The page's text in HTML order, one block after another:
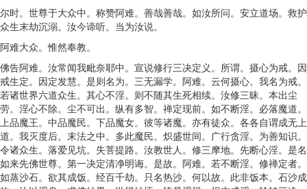
尔时。世尊于大众中。称赞阿难。善哉善哉。如汝所问。安立道场。救护
众生末劫沉溺。汝今谛听。当为汝说。
阿难大众。惟然奉教。
佛告阿难。汝常闻我毗奈耶中。宣说修行三决定义。所谓。摄心为戒。因
戒生定。因定发慧。是则名为。三无漏学。阿难。云何摄心。我名为戒。
若诸世界六道众生。其心不淫。则不随其生死相续。汝修三昧。本出尘
劳。淫心不除。尘不可出。纵有多智。禅定现前。如不断淫。必落魔道。
上品魔王。中品魔民。下品魔女。彼等诸魔。亦有徒众。各各自谓成无上
道。我灭度后。末法之中。多此魔民。炽盛世间。广行贪淫。为善知识。
令诸众生。落爱见坑。失菩提路。汝教世人。修三摩地。先断心淫。是名
如来先佛世尊。第一决定清净明诲。是故。阿难。若不断淫。修禅定者。
如蒸沙石。欲其成饭。经百千劫。只名热沙。何以故。此非饭本。石沙成